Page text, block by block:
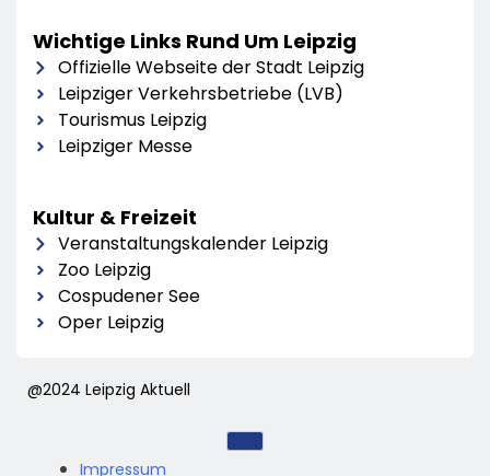
Wichtige Links Rund Um Leipzig
Offizielle Webseite der Stadt Leipzig
Leipziger Verkehrsbetriebe (LVB)
Tourismus Leipzig
Leipziger Messe
Kultur & Freizeit
Veranstaltungskalender Leipzig
Zoo Leipzig
Cospudener See
Oper Leipzig
@2024 Leipzig Aktuell
Impressum